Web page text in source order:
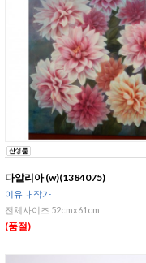
다알리아 (w)(1384075)
이유나 작가
전체사이즈 52cmx61cm
(품절)